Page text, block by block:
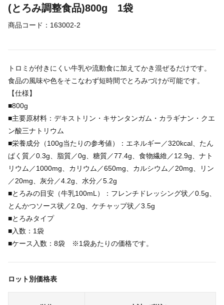
(とろみ調整食品)800g 1袋
商品コード： 163002-2
トロミが付きにくい牛乳や流動食に加えてかき混ぜるだけです。
食品の風味や色をそこなわず短時間でとろみづけが可能です。
【仕様】
■800g
■主要原材料：デキストリン・キサンタンガム・カラギナン・クエ
ン酸三ナトリウム
■栄養成分（100g当たりの参考値）：エネルギー／320kcal、たん
ぱく質／0.3g、脂質／0g、糖質／77.4g、食物繊維／12.9g、ナト
リウム／1000mg、カリウム／650mg、カルシウム／20mg、リン
／20mg、灰分／4.2g、水分／5.2g
■とろみの目安（牛乳100mL）：フレンチドレッシング状／0.5g、
とんかつソース状／2.0g、ケチャップ状／3.5g
■とろみタイプ
■入数：1袋
■ケース入数：8袋 ※1袋あたりの価格です。
ロット別価格表